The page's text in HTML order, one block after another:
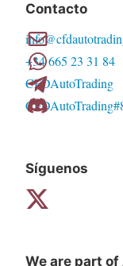
Contacto
+34 665 23 31 84
CFDAutoTrading
Síguenos
We are part of